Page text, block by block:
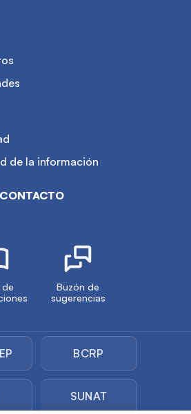
de la información
Buzón de
sugerencias
BCRP
SUNAT